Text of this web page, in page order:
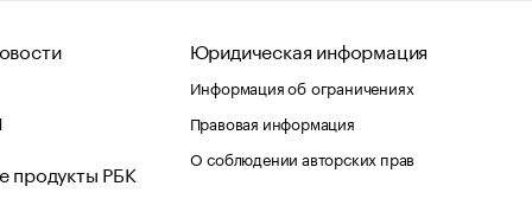
продукты РБК
Юридическая информация
Информация об ограничениях
Правовая информация
О соблюдении авторских прав